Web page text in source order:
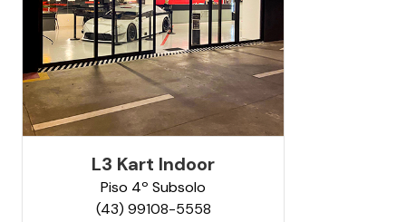
L3 Kart Indoor
Piso 4º Subsolo
(43) 99108-5558